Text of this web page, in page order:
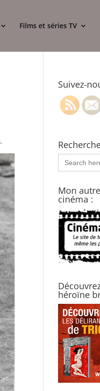
Films et séries TV
Suivez-
Search
for:
Mon
cinéma :
héroïne